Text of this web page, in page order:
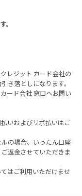
。
レジット カード会社の
き落としになります。
ード会社 窓口へお問い
いおよびリボ払いはご
の場合、いったん口座
返金させていただきま
はご利用いただけませ